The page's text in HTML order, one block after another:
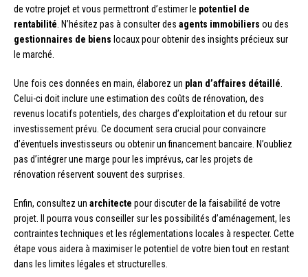
de votre projet et vous permettront d’estimer le potentiel de
rentabilité . N’hésitez pas à consulter des agents immobiliers ou des
gestionnaires de biens locaux pour obtenir des insights précieux sur
le marché.
Une fois ces données en main, élaborez un plan d’affaires détaillé
Celui-ci doit inclure une estimation des coûts de rénovation, des
revenus locatifs potentiels, des charges d’exploitation et du retour sur
investissement prévu. Ce document sera crucial pour convaincre
d’éventuels investisseurs ou obtenir un financement bancaire. N’oubliez
pas d’intégrer une marge pour les imprévus, car les projets de
rénovation réservent souvent des surprises.
Enfin, consultez un architecte pour discuter de la faisabilité de votre
projet. Il pourra vous conseiller sur les possibilités d’aménagement, les
contraintes techniques et les réglementations locales à respecter. Cette
étape vous aidera à maximiser le potentiel de votre bien tout en restant
dans les limites légales et structurelles.